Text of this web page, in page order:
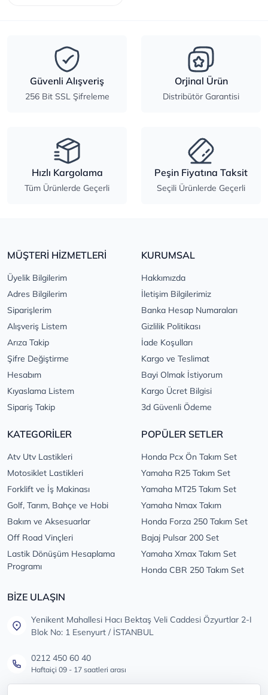
Güvenli Alışveriş
256 Bit SSL Şifreleme
Orjinal Ürün
Distribütör Garantisi
Hızlı Kargolama
Tüm Ürünlerde Geçerli
Peşin Fiyatına Taksit
Seçili Ürünlerde Geçerli
MÜŞTERİ HİZMETLERİ
Üyelik Bilgilerim
Adres Bilgilerim
Siparişlerim
Alışveriş Listem
Arıza Takip
Şifre Değiştirme
Hesabım
Kıyaslama Listem
Sipariş Takip
KURUMSAL
Hakkımızda
İletişim Bilgilerimiz
Banka Hesap Numaraları
Gizlilik Politikası
İade Koşulları
Kargo ve Teslimat
Bayi Olmak İstiyorum
Kargo Ücret Bilgisi
3d Güvenli Ödeme
KATEGORİLER
Atv Utv Lastikleri
Motosiklet Lastikleri
Forklift ve İş Makinası
Golf, Tarım, Bahçe ve Hobi
Bakım ve Aksesuarlar
Off Road Vinçleri
Lastik Dönüşüm Hesaplama
Programı
POPÜLER SETLER
Honda Pcx Ön Takım Set
Yamaha R25 Takım Set
Yamaha MT25 Takım Set
Yamaha Nmax Takım
Honda Forza 250 Takım Set
Bajaj Pulsar 200 Set
Yamaha Xmax Takım Set
Honda CBR 250 Takım Set
BİZE ULAŞIN
Yenikent Mahallesi Hacı Bektaş Veli Caddesi Özyurtlar 2-I
Blok No: 1 Esenyurt / İSTANBUL
0212 450 60 40
Haftaiçi 09 - 17 saatleri arası